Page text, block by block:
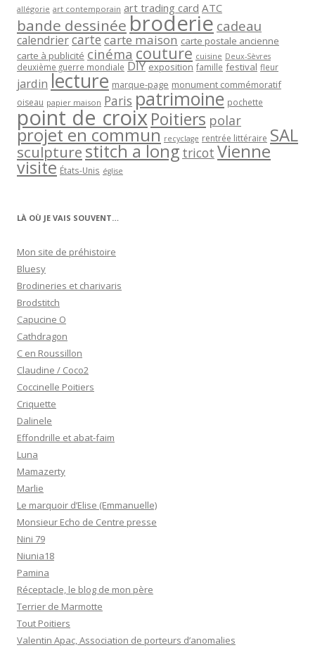
allégorie art contemporain art trading card ATC
bande dessinée broderie cadeau
calendriercartecarte maison carte postale ancienne
carte à publicité cinéma couture cuisine Deux-Sèvres
deuxième guerre mondiale DIY exposition famille festival fleur
jardin lecture marque-page monument commémoratif
oiseau papier maison Paris patrimoine pochette
point de croixPoitiers polar
projet en commun recyclage rentrée littéraire SAL
sculpturestitch a long tricot Vienne
visite États-Unis église
LÀ OÙ JE VAIS SOUVENT…
Mon site de préhistoire
Bluesy
Brodineries et charivaris
Brodstitch
Capucine O
Cathdragon
C en Roussillon
Claudine / Coco2
Coccinelle Poitiers
Criquette
Dalinele
Effondrille et abat-faim
Luna
Mamazerty
Marlie
Le marquoir d’Elise (Emmanuelle)
Monsieur Echo de Centre presse
Nini 79
Niunia18
Pamina
Réceptacle, le blog de mon père
Terrier de Marmotte
Tout Poitiers
Valentin Apac, Association de porteurs d’anomalies